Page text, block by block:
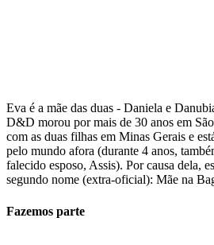
Eva é a mãe das duas - Daniela e
D&D morou por mais de 30 anos em
com as duas filhas em Minas Gerais e
pelo mundo afora (durante 4 anos,
falecido esposo, Assis). Por causa dela,
segundo nome (extra-oficial): Mãe na
Fazemos parte